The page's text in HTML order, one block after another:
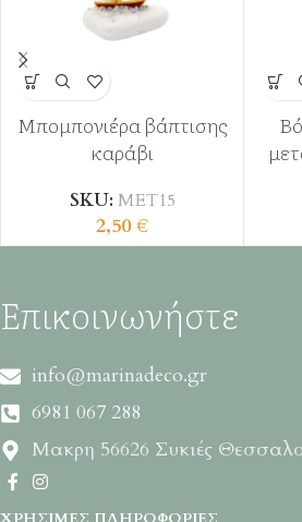
Μπομπονιέρα βάπτισης
καράβι
SKU: ΜΕΤ15
2,50€
Επικοινωνήστε
info@marinadeco.gr
6981 067 288
Μακρη 56626 Συκιές